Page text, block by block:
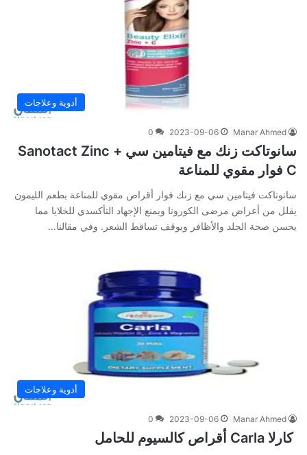
أدوية وعلاجات
Manar Ahmed
2023-09-06
0
سانوتاكت زنك مع فيتامين سي Sanotact Zinc +
C فوار مقوي للمناعة
سانوتاكت فيتامين سي مع زنك فوار أقراص مقوي للمناعة بطعم الليمون
يقلل من أعراض مرضى الكورونا ويمنع الإجهاد التأكسدي للخلايا مما
يحسن صحة الجلد والأظافر ويوقف تساقط الشعر. وفي‌ ‌مقالنا‌…
أدوية وعلاجات
Manar Ahmed
2023-09-06
0
كارلا Carla أقراص كالسيوم للحامل